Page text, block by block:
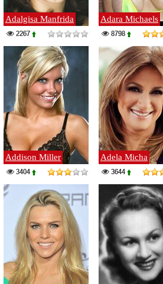
Adalgisa Manfrida
2267
Adara Michaels
8798
Addison Miller
3404
Adela Micha
3644